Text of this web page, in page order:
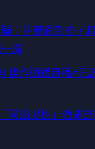
：評審看到的，
層
寫作通過審稿≠已
可追溯性」做成